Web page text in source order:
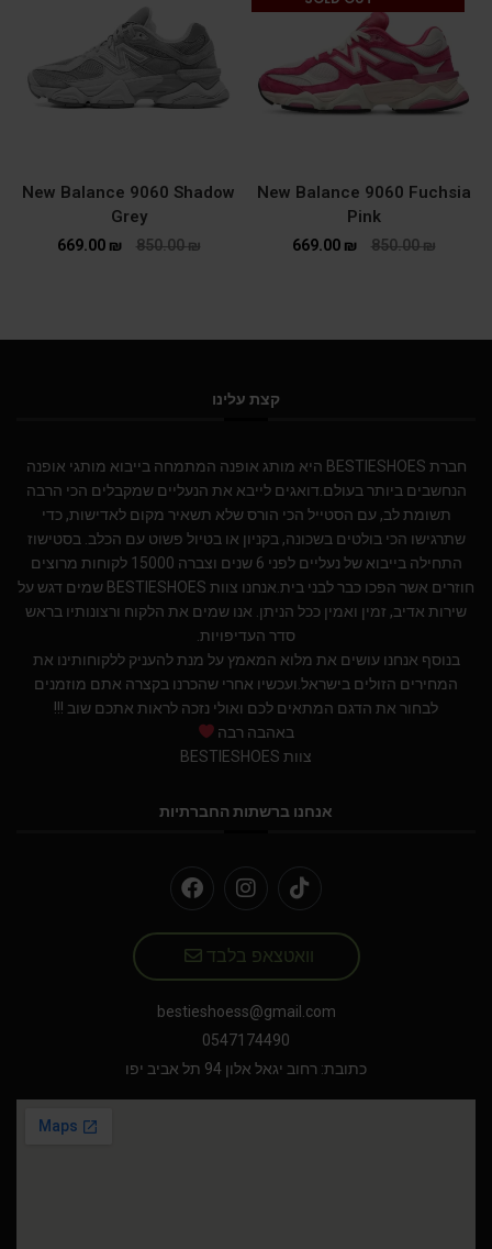
New Balance 9060 Fuchsia
Pink
850.00₪
669.00 ₪
New Balance 9060 Shadow
Grey
850.00₪
669.00 ₪
קצת עלינו
חברת BESTIESHOES היא מותג אופנה המתמחה בייבוא מותגי אופנה
הנחשבים ביותר בעולם.דואגים לייבא את הנעליים שמקבלים הכי הרבה
תשומת לב, עם הסטייל הכי הורס שלא תשאיר מקום לאדישות, כדי
שתרגישו הכי בולטים בשכונה, בקניון או בטיול פשוט עם הכלב. בסטישוז
התחילה בייבוא של נעליים לפני 6 שנים וצברה 15000 לקוחות מרוצים
חוזרים אשר הפכו כבר לבני בית.אנחנו צוות BESTIESHOES שמים דגש על
שירות אדיב, זמין ואמין ככל הניתן. אנו שמים את הלקוח ורצונותיו בראש
סדר העדיפויות.
בנוסף אנחנו עושים את מלוא המאמץ על מנת להעניק ללקוחותינו את
המחירים הזולים בישראל.ועכשיו אחרי שהכרנו בקצרה אתם מוזמנים
לבחור את הדגם המתאים לכם ואולי נזכה לראות אתכם שוב !!!
באהבה רבה
צוות BESTIESHOES
אנחנו ברשתות החברתיות
וואטצאפ בלבד
bestieshoess@gmail.com
0547174490
כתובת: רחוב יגאל אלון 94 תל אביב יפו